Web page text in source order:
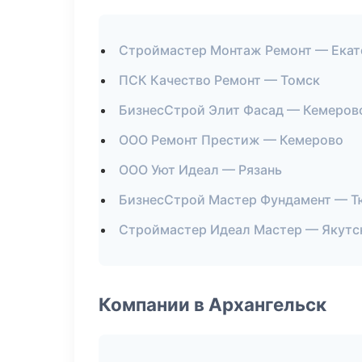
Строймастер Монтаж Ремонт —
ПСК Качество Ремонт — Томск
БизнесСтрой Элит Фасад —
ООО Ремонт Престиж — Кемерово
ООО Уют Идеал — Рязань
БизнесСтрой Мастер Фундамент —
Строймастер Идеал Мастер —
Компании в Архангельск